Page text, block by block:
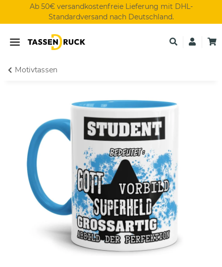
Ab 50€ versandkostenfreie Lieferung mit DHL-
Standardversand nach Deutschland.
Motivtassen